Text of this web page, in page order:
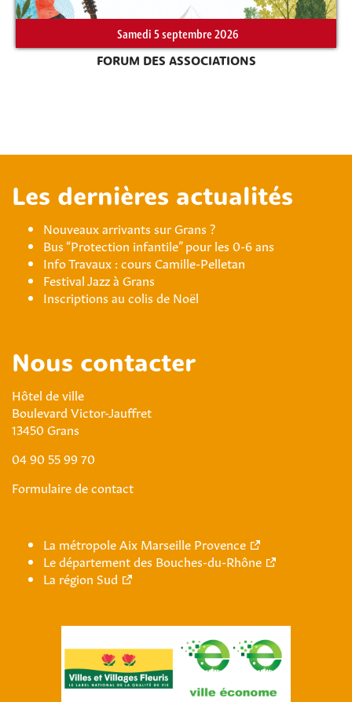
Samedi 5 septembre 2026
FORUM DES ASSOCIATIONS
Les dernières actualités
Nouveaux arrivants sur Grans ?
Bus “Protection infantile” pour les 0-6 ans
Info Travaux : cours Camille-Pelletan
Festival Jazz à Grans
Inscriptions au colis de Noël
Nous contacter
Hôtel de ville
Boulevard Victor-Jauffret
13450 Grans
04 90 55 99 70
Formulaire de contact
La métropole Aix Marseille Provence
Le département des Bouches-du-Rhône
La région Sud